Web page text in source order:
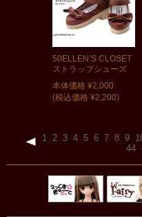
50ELLEN’S CLOSET
ストラップシューズ
本体価格 ¥2,000
(税込価格 ¥2,200)
1 2 3 4 5 6 7 8 9
44